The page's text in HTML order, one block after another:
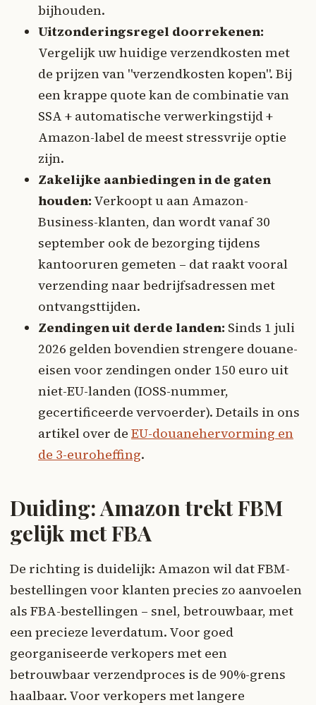
bijhouden.
Uitzonderingsregel doorrekenen:
Vergelijk uw huidige verzendkosten met
de prijzen van "verzendkosten kopen". Bij
een krappe quote kan de combinatie van
SSA + automatische verwerkingstijd +
Amazon-label de meest stressvrije optie
zijn.
Zakelijke aanbiedingen in de gaten
houden: Verkoopt u aan Amazon-
Business-klanten, dan wordt vanaf 30
september ook de bezorging tijdens
kantooruren gemeten – dat raakt vooral
verzending naar bedrijfsadressen met
ontvangsttijden.
Zendingen uit derde landen: Sinds 1 juli
2026 gelden bovendien strengere douane-
eisen voor zendingen onder 150 euro uit
niet-EU-landen (IOSS-nummer,
gecertificeerde vervoerder). Details in ons
artikel over de EU-douanehervorming en
de 3-euroheffing.
Duiding: Amazon trekt FBM
gelijk met FBA
De richting is duidelijk: Amazon wil dat FBM-
bestellingen voor klanten precies zo aanvoelen
als FBA-bestellingen – snel, betrouwbaar, met
een precieze leverdatum. Voor goed
georganiseerde verkopers met een
betrouwbaar verzendproces is de 90%-grens
haalbaar. Voor verkopers met langere